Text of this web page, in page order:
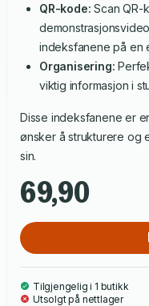
QR-kode: Scan QR-
indeksfanene på en
Organisering:
viktig informasjon i
Disse indeksfanene er
ønsker å strukturere og
sin.
69,90
Tilgjengelig i 1 butikk
Utsolgt på nettlager